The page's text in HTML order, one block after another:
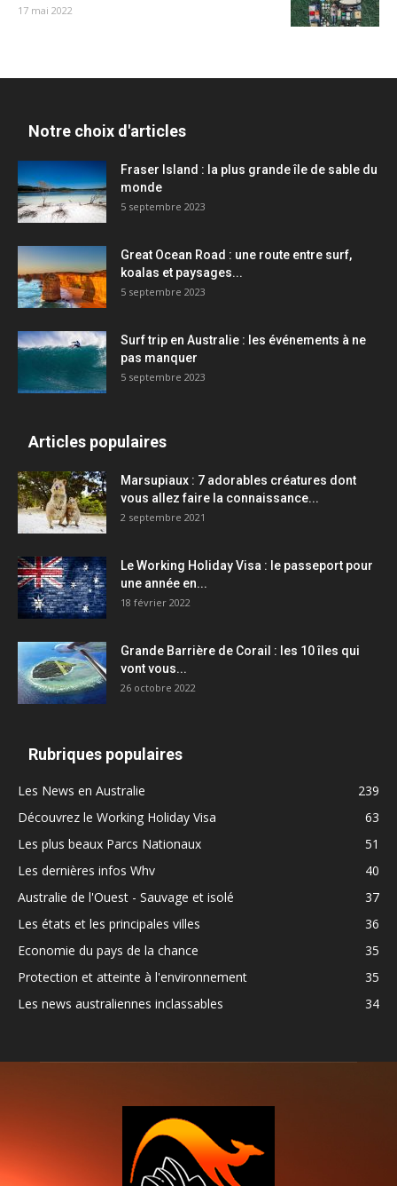
17 mai 2022
Notre choix d'articles
Fraser Island : la plus grande île de sable du
monde
5 septembre 2023
Great Ocean Road : une route entre surf,
koalas et paysages...
5 septembre 2023
Surf trip en Australie : les événements à ne
pas manquer
5 septembre 2023
Articles populaires
Marsupiaux : 7 adorables créatures dont
vous allez faire la connaissance...
2 septembre 2021
Le Working Holiday Visa : le passeport pour
une année en...
18 février 2022
Grande Barrière de Corail : les 10 îles qui
vont vous...
26 octobre 2022
Rubriques populaires
Les News en Australie
239
Découvrez le Working Holiday Visa
63
Les plus beaux Parcs Nationaux
51
Les dernières infos Whv
40
Australie de l'Ouest - Sauvage et isolé
37
Les états et les principales villes
36
Economie du pays de la chance
35
Protection et atteinte à l'environnement
35
Les news australiennes inclassables
34